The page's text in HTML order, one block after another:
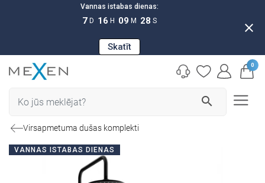
Vannas istabas dienas:
7 D 16 H 09 M 27 S
Skatīt
close
search
0
Virsapmetuma dušas komplekti
VANNAS ISTABAS DIENAS